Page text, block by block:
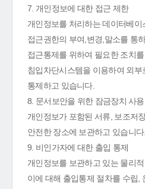
7. 개인정보에 대한 접근 제한
개인정보를 처리하는 데이터베이
접근권한의 부여,변경,말소를 통
접근통제를 위하여 필요한 조치
침입차단시스템을 이용하여 외
통제하고 있습니다.
8. 문서보안을 위한 잠금장치 사용
개인정보가 포함된 서류, 보조저
안전한 장소에 보관하고 있습니다.
9. 비인가자에 대한 출입 통제
개인정보를 보관하고 있는 물리
이에 대해 출입통제 절차를 수립,